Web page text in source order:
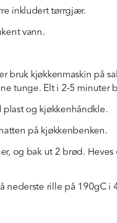
inkludert tørrgjær.
vann.
bruk kjøkkenmaskin på
tunge. Elt i 2-5 minuter
og kjøkkenhåndkle.
på kjøkkenbenken.
og bak ut 2 brød.
nederste rille på 190gC i